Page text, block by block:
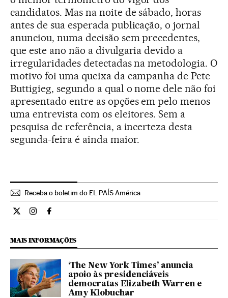
candidatos. Mas na noite de sábado, horas
antes de sua esperada publicação, o jornal
anunciou, numa decisão sem precedentes,
que este ano não a divulgaria devido a
irregularidades detectadas na metodologia. O
motivo foi uma queixa da campanha de Pete
Buttigieg, segundo a qual o nome dele não foi
apresentado entre as opções em pelo menos
uma entrevista com os eleitores. Sem a
pesquisa de referência, a incerteza desta
segunda-feira é ainda maior.
Receba o boletim do EL PAÍS América
Internacional El País Brasil en Twitter
Internacional El País Brasil en Instagram
Internacional El País Brasil en Facebook
MAIS INFORMAÇÕES
‘The New York Times’ anuncia
apoio às presidenciáveis
democratas Elizabeth Warren e
Amy Klobuchar